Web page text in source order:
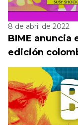
8 de abril de 2022
BIME anuncia
edición